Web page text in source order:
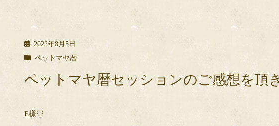
2022年8月5日
ペットマヤ暦
ペットマヤ暦セッションのご感想を頂
E様♡